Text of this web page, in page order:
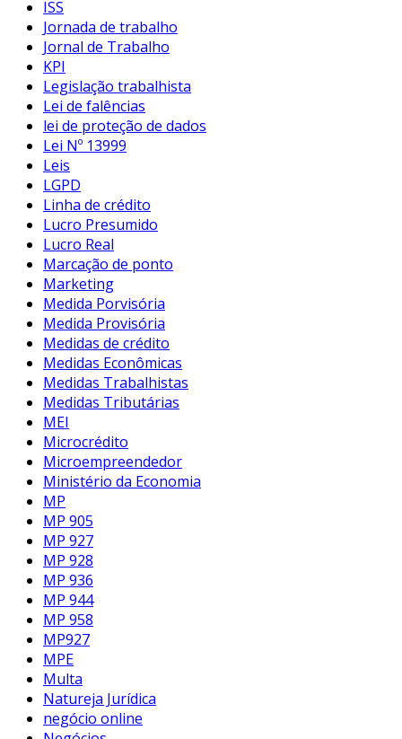
ISS
Jornada de trabalho
Jornal de Trabalho
KPI
Legislação trabalhista
Lei de falências
lei de proteção de dados
Lei Nº 13999
Leis
LGPD
Linha de crédito
Lucro Presumido
Lucro Real
Marcação de ponto
Marketing
Medida Porvisória
Medida Provisória
Medidas de crédito
Medidas Econômicas
Medidas Trabalhistas
Medidas Tributárias
MEI
Microcrédito
Microempreendedor
Ministério da Economia
MP
MP 905
MP 927
MP 928
MP 936
MP 944
MP 958
MP927
MPE
Multa
Natureja Jurídica
negócio online